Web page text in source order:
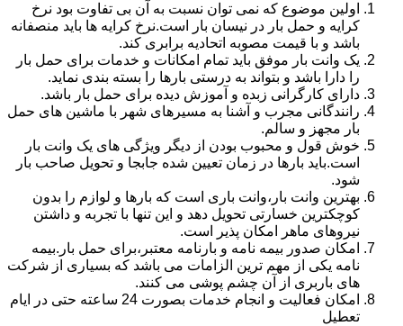
اولین موضوع که نمی توان نسبت به آن بی تفاوت بود نرخ
کرایه و حمل بار در نیسان بار است.نرخ کرایه ها باید منصفانه
باشد و با قیمت مصوبه اتحادیه برابری کند.
یک وانت بار موفق باید تمام امکانات و خدمات برای حمل بار
را دارا باشد و بتواند به درستی بارها را بسته بندی نماید.
دارای کارگرانی زبده و آموزش دیده برای حمل بار باشد.
رانندگانی مجرب و آشنا به مسیرهای شهر با ماشین های حمل
بار مجهز و سالم.
خوش قول و محبوب بودن از دیگر ویژگی های یک وانت بار
است.باید بارها در زمان تعیین شده جابجا و تحویل صاحب بار
شود.
بهترین وانت بار،وانت باری است که بارها و لوازم را بدون
کوچکترین خسارتی تحویل دهد و این تنها با تجربه و داشتن
نیروهای ماهر امکان پذیر است.
امکان صدور بیمه نامه و بارنامه معتبر،برای حمل بار.بیمه
نامه یکی از مهم ترین الزامات می باشد که بسیاری از شرکت
های باربری از آن چشم پوشی می کنند.
امکان فعالیت و انجام خدمات بصورت 24 ساعته حتی در ایام
تعطیل